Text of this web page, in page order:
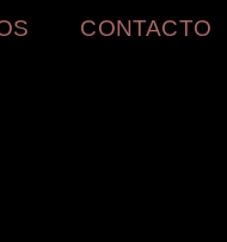
CONTACTO